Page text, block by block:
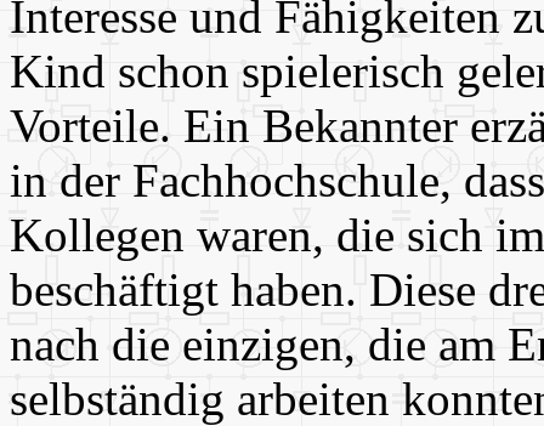
Interesse und Fähigkeiten
Kind schon spielerisch
Vorteile. Ein Bekannter
in der Fachhochschule,
Kollegen waren, die sich
beschäftigt haben. Diese
nach die einzigen, die am
selbständig arbeiten